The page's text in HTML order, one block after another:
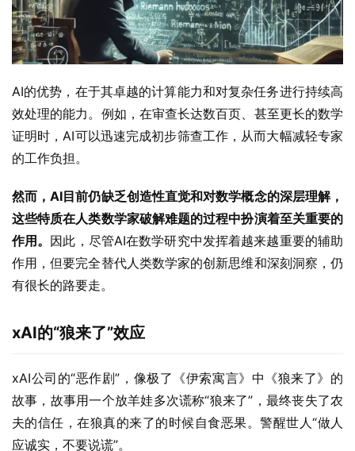
AI的优势，在于其卓越的计算能力和对复杂任务进行持续高
效处理的能力。例如，在审查长达数百页、甚至更长的数学
证明时，AI可以迅速完成初步筛查工作，从而大幅减轻专家
的工作负担。
然而，AI目前仍缺乏创造性直觉和对数学概念的深层理解，
这些特质在人类数学家破解难题的过程中扮演着至关重要的
作用。 因此，尽管AI在数学研究中发挥着越来越重要的辅助
作用，但要完全替代人类数学家的创新思维和深刻洞察，仍
有很长的路要走。
xAI的“狼来了”效应
xAI公司的“恶作剧”，像极了《伊索寓言》中《狼来了》的
故事，故事用一个放羊娃多次谎称“狼来了”，最终丧失了农
夫的信任，在狼真的来了的时候自食恶果。警醒世人“做人
应诚实，不要说谎”。